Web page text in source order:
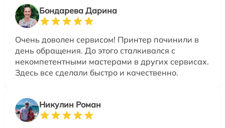
Бондарева Дарина
Очень доволен сервисом! Принтер починили в
день обращения. До этого сталкивался с
некомпетентными мастерами в других сервисах.
Здесь все сделали быстро и качественно.
Никулин Роман